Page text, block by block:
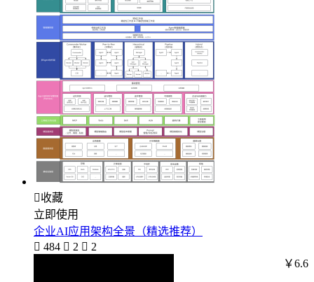
收藏
立即使用
企业AI应用架构全景（精选推荐）
 484  2  2
￥6.6